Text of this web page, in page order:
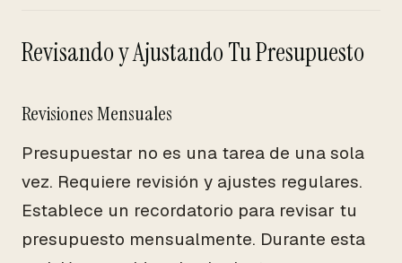
Revisando y Ajustando Tu Presupuesto
Revisiones Mensuales
Presupuestar no es una tarea de una sola
vez. Requiere revisión y ajustes regulares.
Establece un recordatorio para revisar tu
presupuesto mensualmente. Durante esta